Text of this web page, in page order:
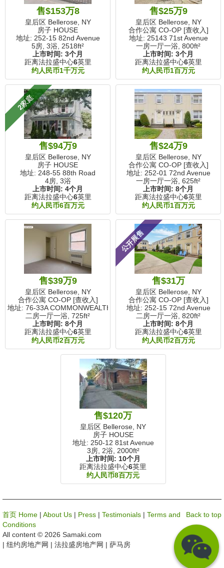
售$153万8
皇后区 Bellerose, NY
房子 HOUSE
地址: 252-15 82nd Avenue
5房, 3浴, 2518ft²
上市时间: 3个月
距离法拉盛中心6英里
约人民币1千万元
售$25万9
皇后区 Bellerose, NY
合作公寓 CO-OP [查收入]
地址: 25143 71st Avenue
一房一厅一浴, 800ft²
上市时间: 3个月
距离法拉盛中心6英里
约人民币1百万元
2家庭
售$94万9
皇后区 Bellerose, NY
房子 HOUSE
地址: 248-55 88th Road
4房, 3浴
上市时间: 4个月
距离法拉盛中心6英里
约人民币6百万元
售$24万9
皇后区 Bellerose, NY
合作公寓 CO-OP [查收入]
地址: 252-01 72nd Avenue
一房一厅一浴, 625ft²
上市时间: 8个月
距离法拉盛中心6英里
约人民币1百万元
售$39万9
皇后区 Bellerose, NY
合作公寓 CO-OP [查收入]
地址: 76-33A COMMONWEALTH Boulevard
二房一厅一浴, 725ft²
上市时间: 8个月
距离法拉盛中心6英里
约人民币2百万元
公开展售
售$31万
皇后区 Bellerose, NY
合作公寓 CO-OP [查收入]
地址: 252-15 72nd Avenue
二房一厅一浴, 820ft²
上市时间: 8个月
距离法拉盛中心6英里
约人民币2百万元
售$120万
皇后区 Bellerose, NY
房子 HOUSE
地址: 250-12 81st Avenue
3房, 2浴, 2000ft²
上市时间: 10个月
距离法拉盛中心6英里
约人民币8百万元
Back to top
首页 Home | About Us | Press | Testimonials | Terms and
Conditions
All content © 2026 Samaki.com
| 纽约房地产网 | 法拉盛房地产网 | 萨马房